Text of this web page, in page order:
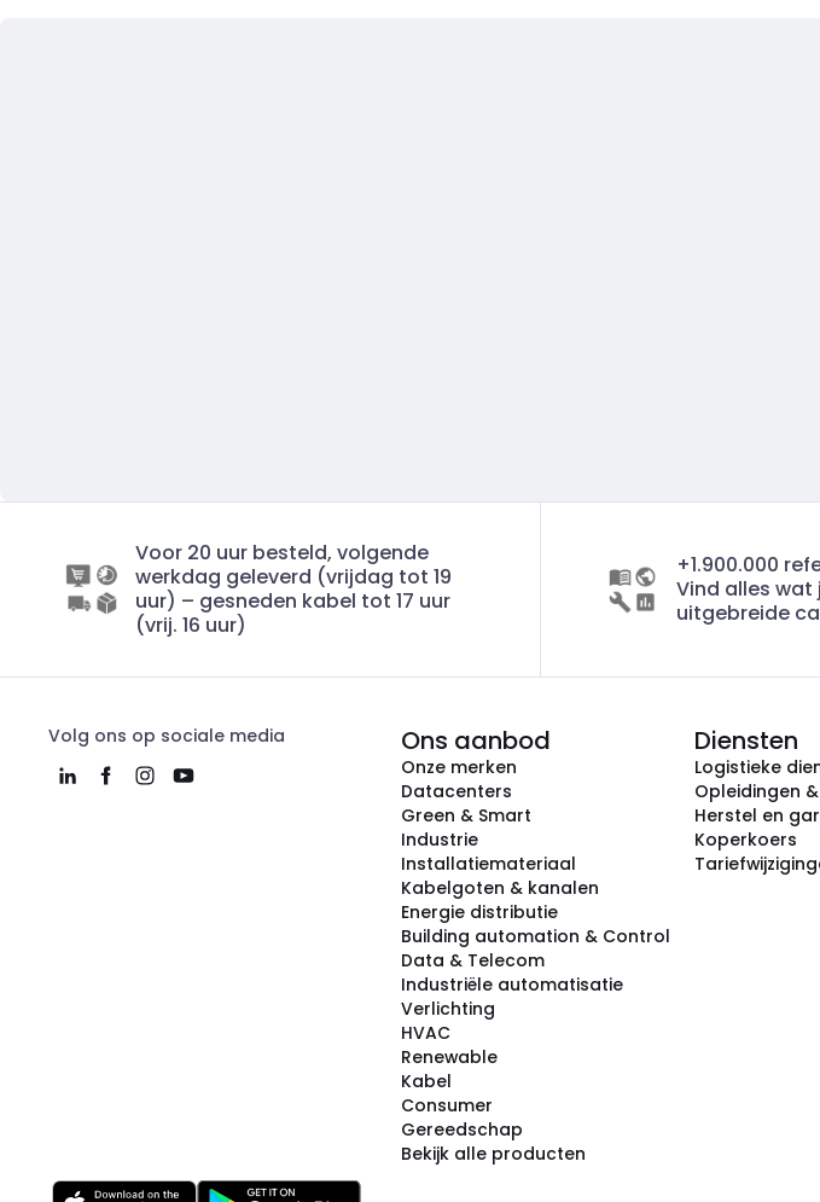
Voor 20 uur besteld, volgende
werkdag geleverd (vrijdag tot 19
uur) – gesneden kabel tot 17 uur
(vrij. 16 uur)
+1.900.000
Vind alles wat
uitgebreide
Volg ons op sociale media Ons aanbod
Onze merken
Datacenters
Green & Smart
Industrie
Installatiemateriaal
Kabelgoten & kanalen
Energie distributie
Building automation & Control
Data & Telecom
Industriële automatisatie
Verlichting
HVAC
Renewable
Kabel
Consumer
Gereedschap
Bekijk alle producten
Diensten
Logistieke
Opleidingen
Herstel en
Koperkoers